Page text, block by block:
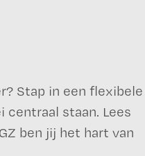
Stap in een flexibele
staan. Lees
ben jij het hart van